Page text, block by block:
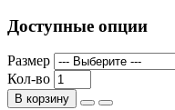
Доступные опции
Размер
Кол-во
В корзину